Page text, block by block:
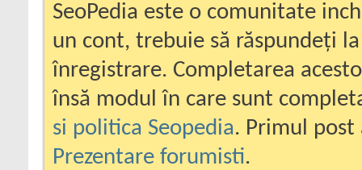
SeoPedia este o comunitate
un cont, trebuie să răspundeți
înregistrare. Completarea
însă modul în care sunt
si politica Seopedia. Primul
Prezentare forumisti.